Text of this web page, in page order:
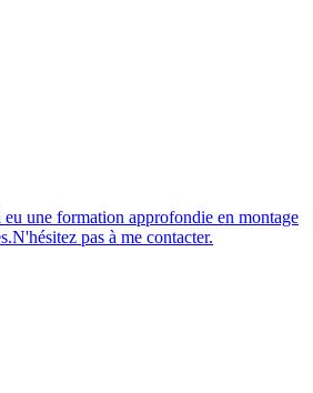
eu une formation approfondie en montage
pas à me contacter.